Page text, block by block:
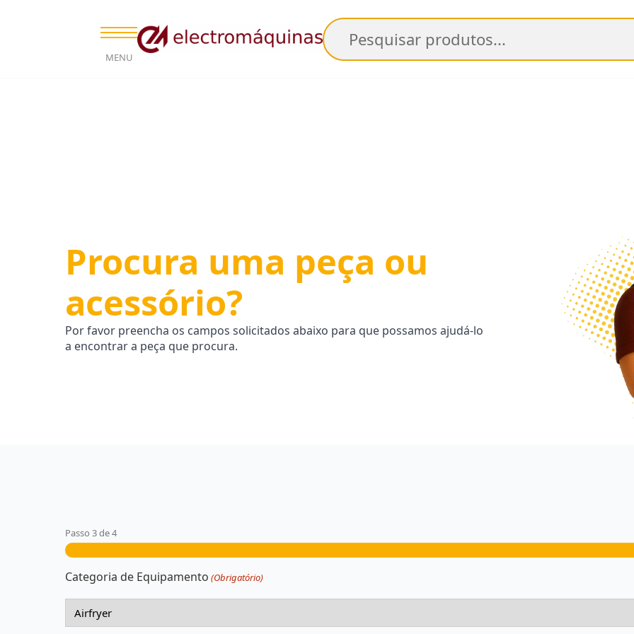
MENU
Pesquisar
Procura uma peça ou
acessório?
Por favor preencha os campos solicitados abaixo para que possamos ajudá-lo
a encontrar a peça que procura.
Passo 3de4
Categoria de Equipamento (Obrigatório)